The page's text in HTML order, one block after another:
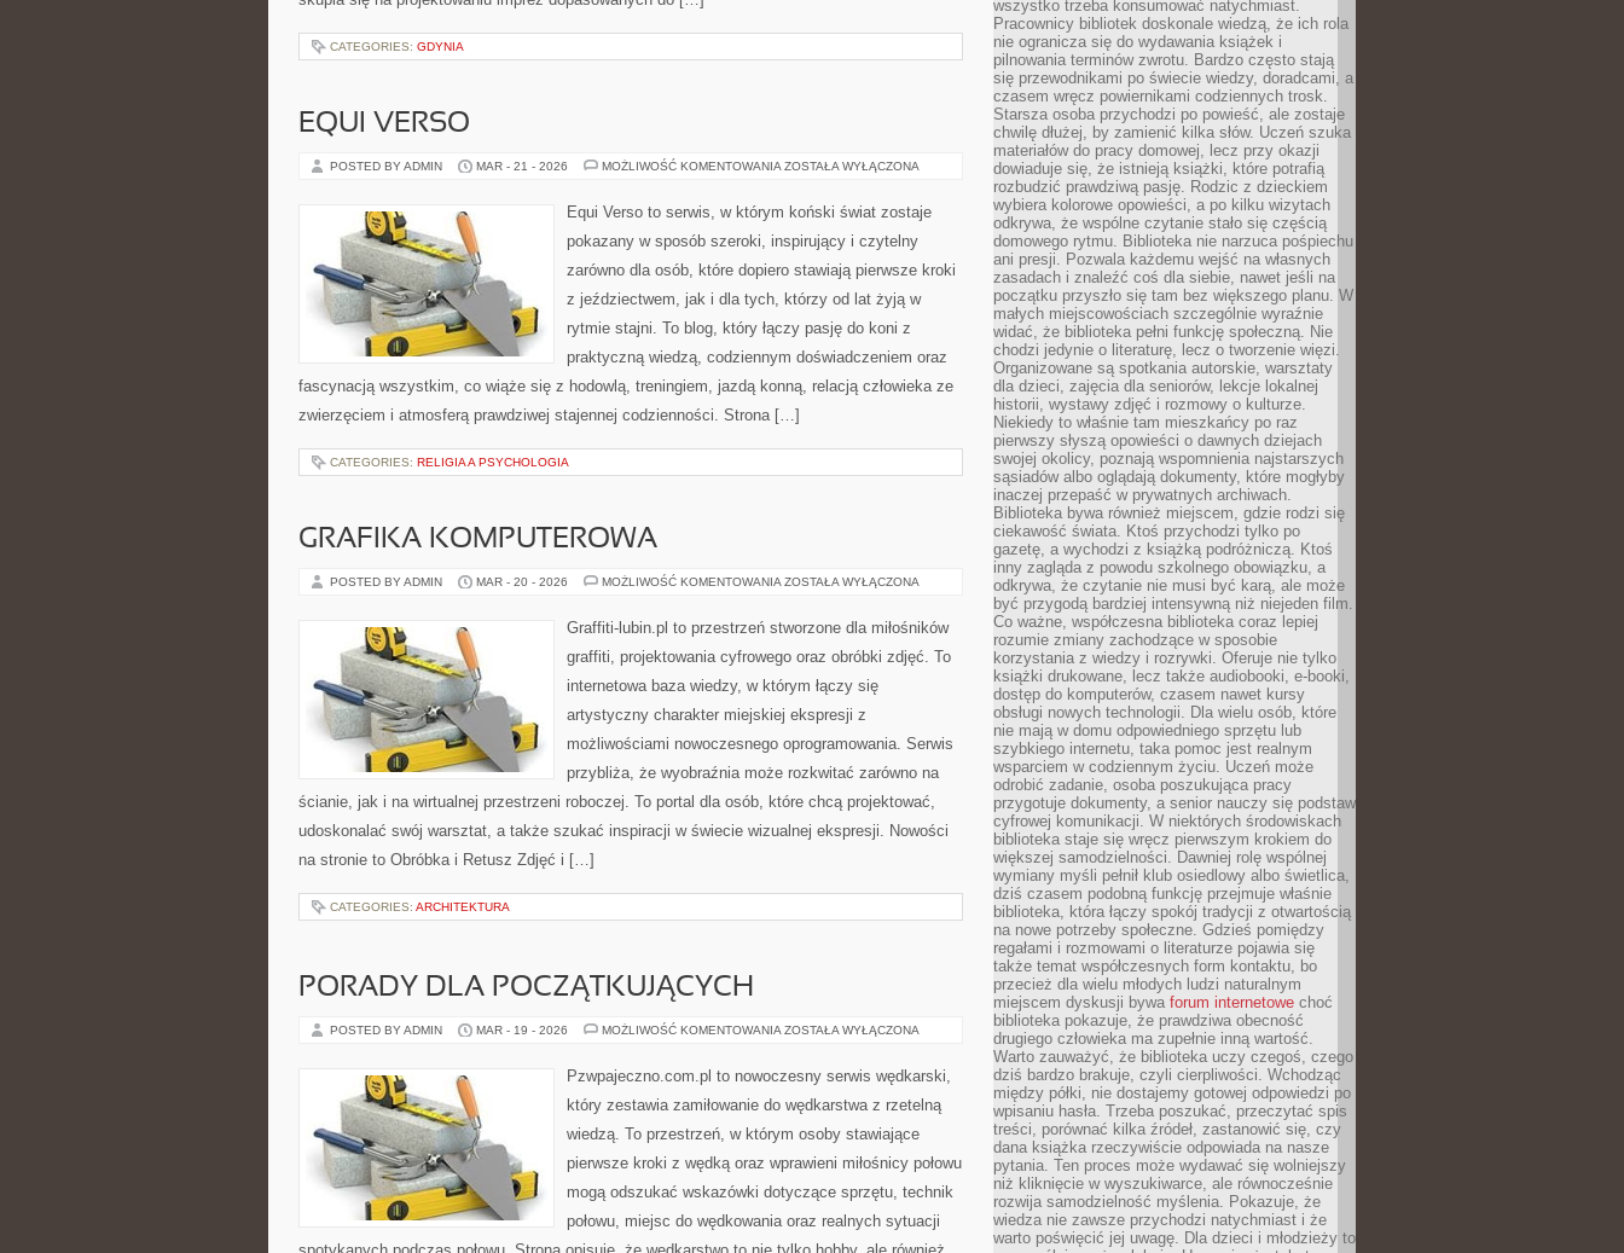
CATEGORIES: GDYNIA
EQUI VERSO
POSTED BY ADMIN MAR - 21 - 2026 MOŻLIWOŚĆ KOMENTOWANIA EQUI
ZOSTAŁA WYŁĄCZONA
Equi Verso to serwis, w którym koński świat zostaje
pokazany w sposób szeroki, inspirujący i czytelny
zarówno dla osób, które dopiero stawiają pierwsze kroki
z jeździectwem, jak i dla tych, którzy od lat żyją w
rytmie stajni. To blog, który łączy pasję do koni z
praktyczną wiedzą, codziennym doświadczeniem oraz
fascynacją wszystkim, co wiąże się z hodowlą, treningiem, jazdą konną, relacją człowieka ze
zwierzęciem i atmosferą prawdziwej stajennej codzienności. Strona […]
CATEGORIES: RELIGIA A PSYCHOLOGIA
GRAFIKA KOMPUTEROWA
POSTED BY ADMIN MAR - 20 - 2026 MOŻLIWOŚĆ KOMENTOWANIA GRAFIKA
ZOSTAŁA WYŁĄCZONA
Graffiti-lubin.pl to przestrzeń stworzone dla miłośników
graffiti, projektowania cyfrowego oraz obróbki zdjęć. To
internetowa baza wiedzy, w którym łączy się
artystyczny charakter miejskiej ekspresji z
możliwościami nowoczesnego oprogramowania. Serwis
przybliża, że wyobraźnia może rozkwitać zarówno na
ścianie, jak i na wirtualnej przestrzeni roboczej. To portal dla osób, które chcą projektować,
udoskonalać swój warsztat, a także szukać inspiracji w świecie wizualnej ekspresji. Nowości
na stronie to Obróbka i Retusz Zdjęć i […]
CATEGORIES: ARCHITEKTURA
PORADY DLA POCZĄTKUJĄCYCH
POSTED BY ADMIN MAR - 19 - 2026 MOŻLIWOŚĆ KOMENTOWANIA PORADY
ZOSTAŁA WYŁĄCZONA
Pzwpajeczno.com.pl to nowoczesny serwis wędkarski,
który zestawia zamiłowanie do wędkarstwa z rzetelną
wiedzą. To przestrzeń, w którym osoby stawiające
pierwsze kroki z wędką oraz wprawieni miłośnicy połowu
mogą odszukać wskazówki dotyczące sprzętu, technik
połowu, miejsc do wędkowania oraz realnych sytuacji
wszystko trzeba konsumować natychmiast.
Pracownicy bibliotek doskonale wiedzą, że ich rola
nie ogranicza się do wydawania książek i
pilnowania terminów zwrotu. Bardzo często stają
się przewodnikami po świecie wiedzy, doradcami, a
czasem wręcz powiernikami codziennych trosk.
Starsza osoba przychodzi po powieść, ale zostaje
chwilę dłużej, by zamienić kilka słów. Uczeń szuka
materiałów do pracy domowej, lecz przy okazji
dowiaduje się, że istnieją książki, które potrafią
rozbudzić prawdziwą pasję. Rodzic z dzieckiem
wybiera kolorowe opowieści, a po kilku wizytach
odkrywa, że wspólne czytanie stało się częścią
domowego rytmu. Biblioteka nie narzuca pośpiechu
ani presji. Pozwala każdemu wejść na własnych
zasadach i znaleźć coś dla siebie, nawet jeśli na
początku przyszło się tam bez większego planu. W
małych miejscowościach szczególnie wyraźnie
widać, że biblioteka pełni funkcję społeczną. Nie
chodzi jedynie o literaturę, lecz o tworzenie więzi.
Organizowane są spotkania autorskie, warsztaty
dla dzieci, zajęcia dla seniorów, lekcje lokalnej
historii, wystawy zdjęć i rozmowy o kulturze.
Niekiedy to właśnie tam mieszkańcy po raz
pierwszy słyszą opowieści o dawnych dziejach
swojej okolicy, poznają wspomnienia najstarszych
sąsiadów albo oglądają dokumenty, które mogłyby
inaczej przepaść w prywatnych archiwach.
Biblioteka bywa również miejscem, gdzie rodzi się
ciekawość świata. Ktoś przychodzi tylko po
gazetę, a wychodzi z książką podróżniczą. Ktoś
inny zagląda z powodu szkolnego obowiązku, a
odkrywa, że czytanie nie musi być karą, ale może
być przygodą bardziej intensywną niż niejeden film.
Co ważne, współczesna biblioteka coraz lepiej
rozumie zmiany zachodzące w sposobie
korzystania z wiedzy i rozrywki. Oferuje nie tylko
książki drukowane, lecz także audiobooki, e-booki,
dostęp do komputerów, czasem nawet kursy
obsługi nowych technologii. Dla wielu osób, które
nie mają w domu odpowiedniego sprzętu lub
szybkiego internetu, taka pomoc jest realnym
wsparciem w codziennym życiu. Uczeń może
odrobić zadanie, osoba poszukująca pracy
przygotuje dokumenty, a senior nauczy się podstaw
cyfrowej komunikacji. W niektórych środowiskach
biblioteka staje się wręcz pierwszym krokiem do
większej samodzielności. Dawniej rolę wspólnej
wymiany myśli pełnił klub osiedlowy albo świetlica,
dziś czasem podobną funkcję przejmuje właśnie
biblioteka, która łączy spokój tradycji z otwartością
na nowe potrzeby społeczne. Gdzieś pomiędzy
regałami i rozmowami o literaturze pojawia się
także temat współczesnych form kontaktu, bo
przecież dla wielu młodych ludzi naturalnym
miejscem dyskusji bywa forum internetowe choć
biblioteka pokazuje, że prawdziwa obecność
drugiego człowieka ma zupełnie inną wartość.
Warto zauważyć, że biblioteka uczy czegoś, czego
dziś bardzo brakuje, czyli cierpliwości. Wchodząc
między półki, nie dostajemy gotowej odpowiedzi po
wpisaniu hasła. Trzeba poszukać, przeczytać spis
treści, porównać kilka źródeł, zastanowić się, czy
dana książka rzeczywiście odpowiada na nasze
pytania. Ten proces może wydawać się wolniejszy
niż kliknięcie w wyszukiwarce, ale równocześnie
rozwija samodzielność myślenia. Pokazuje, że
wiedza nie zawsze przychodzi natychmiast i że
warto poświęcić jej uwagę. Dla dzieci i młodzieży to